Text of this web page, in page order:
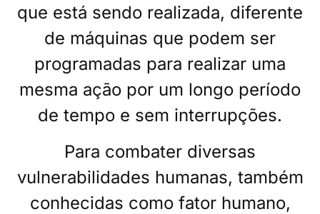
que está sendo realizada, diferente
de máquinas que podem ser
programadas para realizar uma
mesma ação por um longo período
de tempo e sem interrupções.
Para combater diversas
vulnerabilidades humanas, também
conhecidas como fator humano,